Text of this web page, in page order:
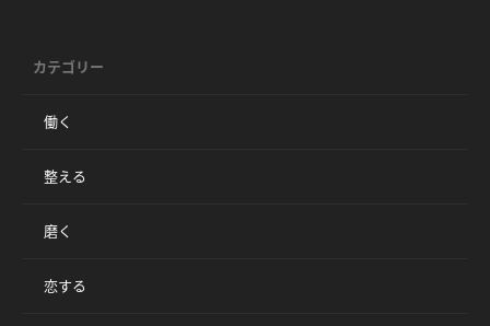
カテゴリー
働く
整える
磨く
恋する